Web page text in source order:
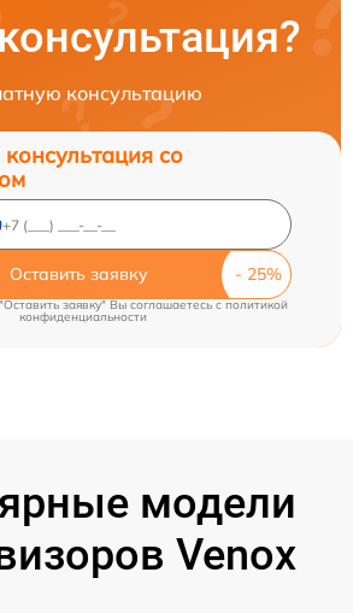
консультацию
со
Оставить заявку
заявку" Вы соглашаетесь c политикой
конфиденциальности
модели
Venox